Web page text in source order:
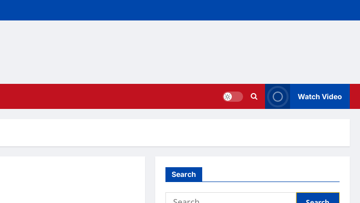
Watch Video
Search
Search